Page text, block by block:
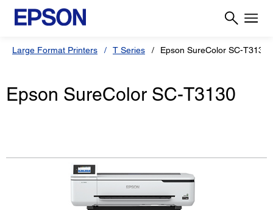
Large Format Printers T Series Epson SureColor SC-T3130
Epson SureColor SC-T3130